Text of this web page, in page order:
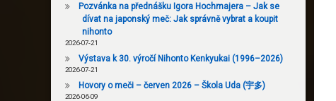
Pozvánka na přednášku Igora Hochmajera – Jak se
dívat na japonský meč: Jak správně vybrat a koupit
nihonto
2026-07-21
Výstava k 30. výročí Nihonto Kenkyukai (1996–2026)
2026-07-21
Hovory o meči – červen 2026 – Škola Uda (宇多)
2026-06-09